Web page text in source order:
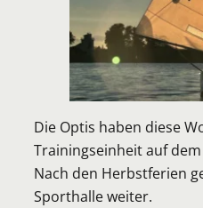
Die Optis haben diese
Trainingseinheit auf
Nach den Herbstferien
Sporthalle weiter.